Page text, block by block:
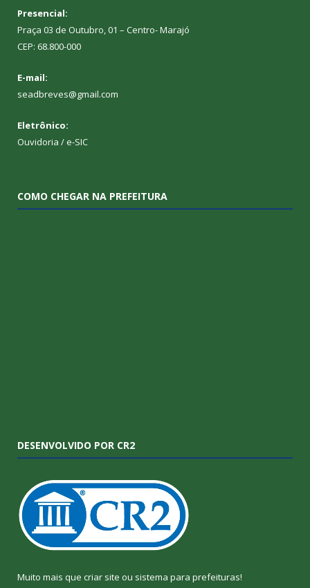
Presencial:
Praça 03 de Outubro, 01 – Centro- Marajó
CEP: 68.800-000
E-mail:
seadbreves@gmail.com
Eletrônico:
Ouvidoria /e-SIC
COMO CHEGAR NA PREFEITURA
DESENVOLVIDO POR CR2
Muito mais que criar site ou sistema para prefeituras!